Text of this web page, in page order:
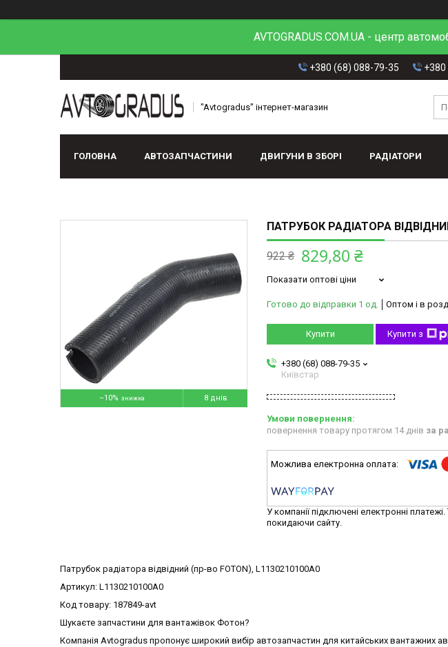
AVTOGRADUS.COM.UA - центр
+380 (68) 088-79-35
"Avtogradus" інтернет-магазин
ГОЛОВНА АВТОЗАПЧАСТИНИ ДВИГУНИ В ЗБОРІ РАДІАТОРИ
–10% 8 днів
ПАТРУБОК РАДІАТОРА
922 ₴ 829,80 ₴
Показати оптові ціни
Готово до відправки 1 од. Оптом і в
Купити Купити з
+380 (68) 088-79-35
Київстар
повернення товару протягом 14 днів за
У компанії підключені електронні
покидаючи сайту.
Патрубок радіатора відвідний (пр-во FOTON), L1130210100A0
Артикул: L1130210100A0
Код товару: 187849-avt
Шукаєте запчастини для вантажівок Фотон?
Компанія Avtogradus пропонує широкий вибір автозапчастин для китайських вантажних